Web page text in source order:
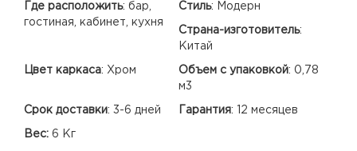
Где расположить: бар,
гостиная, кабинет, кухня
Стиль: Модерн
Страна-изготовитель:
Китай
Цвет каркаса: Хром Объем с упаковкой: 0,78
м3
Срок доставки: 3-6 дней Гарантия: 12 месяцев
Вес: 6 Кг